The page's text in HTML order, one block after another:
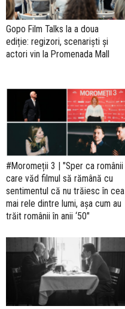
Gopo Film Talks la a doua
ediție: regizori, scenariști și
actori vin la Promenada Mall
#Moromeții 3 | "Sper ca românii
care văd filmul să rămână cu
sentimentul că nu trăiesc în cea
mai rele dintre lumi, așa cum au
trăit românii în anii ‘50"